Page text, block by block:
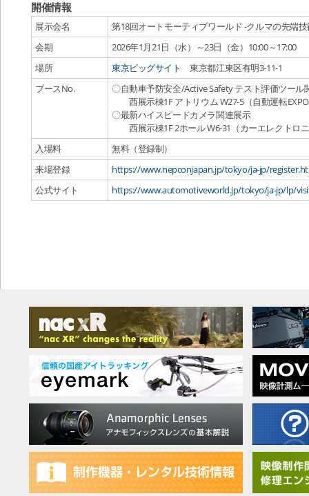
開催情報
展示会名
第18回オートモーティブワールド -クルマの先端
会期
2026年1月21日（水）～23日（金）10:00～17:00
場所
東京ビッグサイト
東京都江東区有明3-11-1
ブースNo.
〇自動車予防安全/Active Safety テスト評価ツール
西展示棟1F アトリウム W27-5（自動運転
〇最新ハイスピードカメラ関連展示
西展示棟1F 2ホール W6‐31（カーエレクトロ
入場料
無料（登録制）
来場登録
https://www.nepconjapan.jp/tokyo/ja-jp/
公式サイト
https://www.automotiveworld.jp/tokyo/ja-jp/lp/